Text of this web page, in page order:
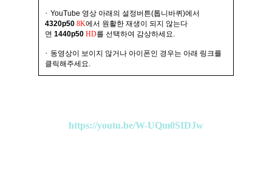
· YouTube 영상 아래의 설정버튼(톱니바퀴)에서
4320p50 8K에서 원활한 재생이 되지 않는다
면 1440p50 HD를 선택하여 감상하세요.
· 동영상이 보이지 않거나 아이폰인 경우는 아래 링크를
클릭해주세요.
https://youtu.be/W-UQm0SIDJw